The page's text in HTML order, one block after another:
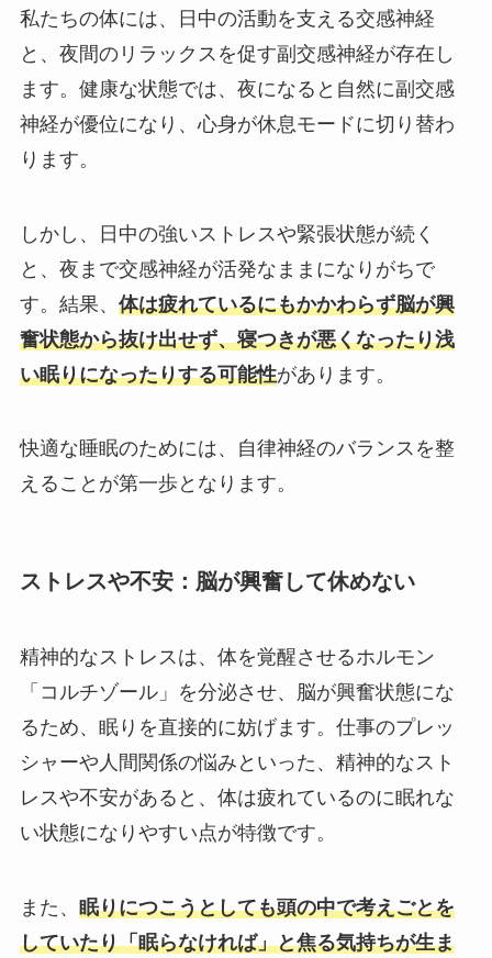
私たちの体には、日中の活動を支える交感神経
と、夜間のリラックスを促す副交感神経が存在し
ます。健康な状態では、夜になると自然に副交感
神経が優位になり、心身が休息モードに切り替わ
ります。
しかし、日中の強いストレスや緊張状態が続く
と、夜まで交感神経が活発なままになりがちで
す。結果、 体は疲れているにもかかわらず脳が興
奮状態から抜け出せず、寝つきが悪くなったり浅
い眠りになったりする可能性があります。
快適な睡眠のためには、自律神経のバランスを整
えることが第一歩となります。
ストレスや不安：脳が興奮して休めない
精神的なストレスは、体を覚醒させるホルモン
「コルチゾール」を分泌させ、脳が興奮状態にな
るため、眠りを直接的に妨げます。仕事のプレッ
シャーや人間関係の悩みといった、精神的なスト
レスや不安があると、体は疲れているのに眠れな
い状態になりやすい点が特徴です。
また、 眠りにつこうとしても頭の中で考えごとを
していたり「眠らなければ」と焦る気持ちが生ま